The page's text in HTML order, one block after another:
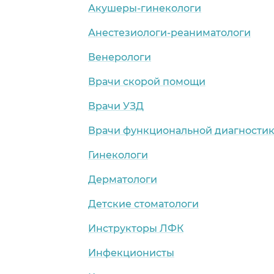
Акушеры-гинекологи
Анестезиологи-реаниматологи
Венерологи
Врачи скорой помощи
Врачи УЗД
Врачи функциональной
Гинекологи
Дерматологи
Детские стоматологи
Инструкторы ЛФК
Инфекционисты